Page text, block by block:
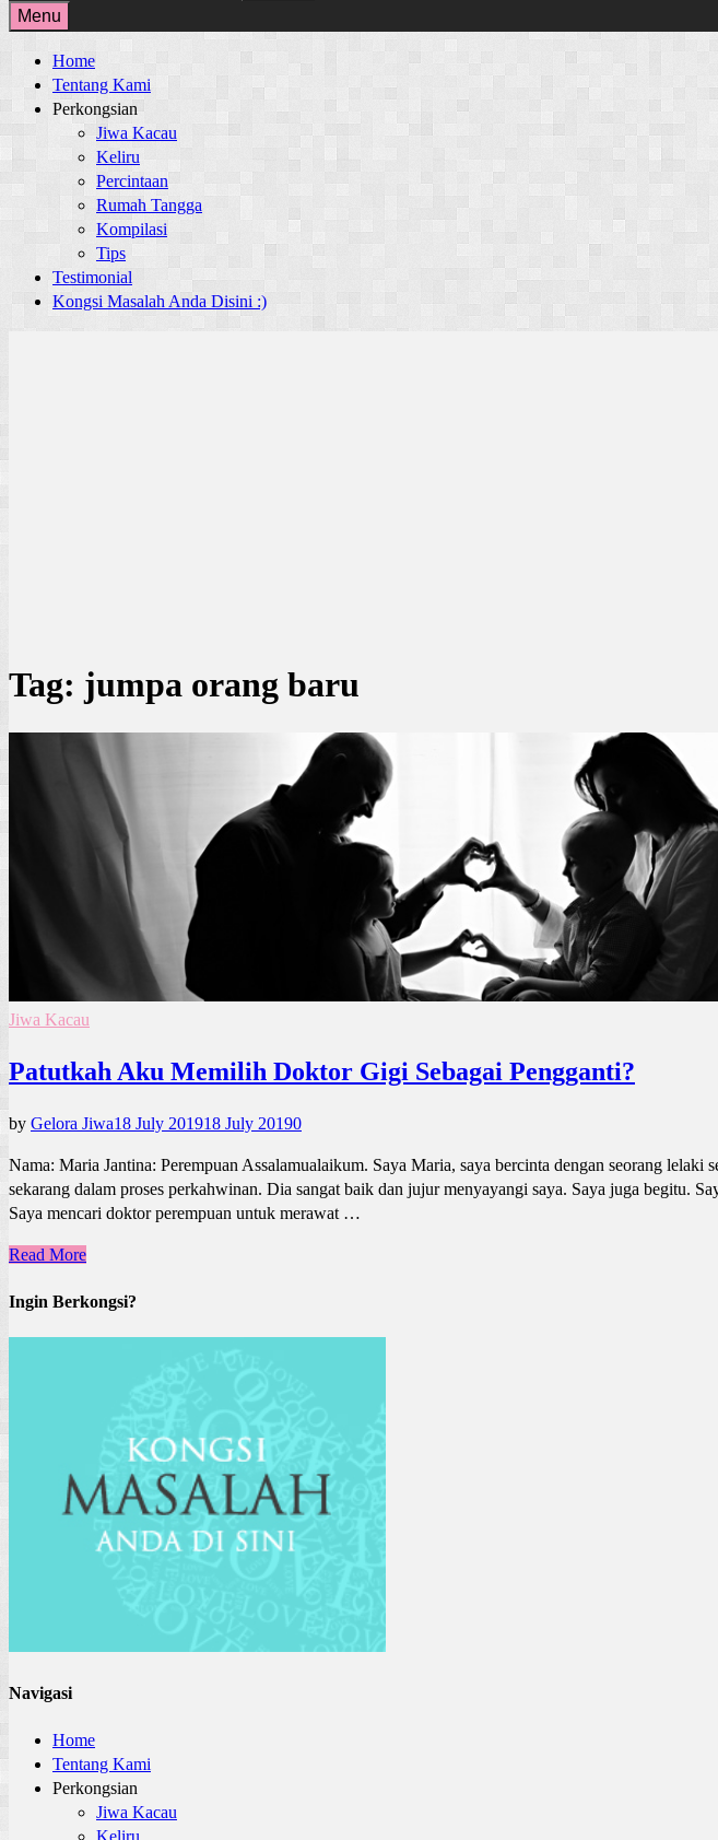
for:
Menu
Home
Tentang Kami
Perkongsian
Jiwa Kacau
Keliru
Percintaan
Rumah Tangga
Kompilasi
Tips
Testimonial
Kongsi Masalah Anda Disini :)
Tag: jumpa orang baru
Jiwa Kacau
Patutkah Aku Memilih Doktor Gigi Sebagai Pengganti?
by Gelora Jiwa18 July 201918 July 20190
Nama: Maria Jantina: Perempuan Assalamualaikum. Saya Maria, saya bercinta dengan seorang lelaki
sekarang dalam proses perkahwinan. Dia sangat baik dan jujur menyayangi saya. Saya juga begitu.
Saya mencari doktor perempuan untuk merawat …
Read More
Ingin Berkongsi?
Navigasi
Home
Tentang Kami
Perkongsian
Jiwa Kacau